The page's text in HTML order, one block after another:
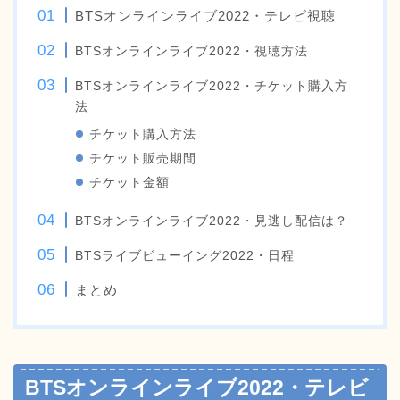
BTSオンラインライブ2022・テレビ視聴
BTSオンラインライブ2022・視聴方法
BTSオンラインライブ2022・チケット購入方
法
チケット購入方法
チケット販売期間
チケット金額
BTSオンラインライブ2022・見逃し配信は？
BTSライブビューイング2022・日程
まとめ
BTSオンラインライブ2022・テレビ